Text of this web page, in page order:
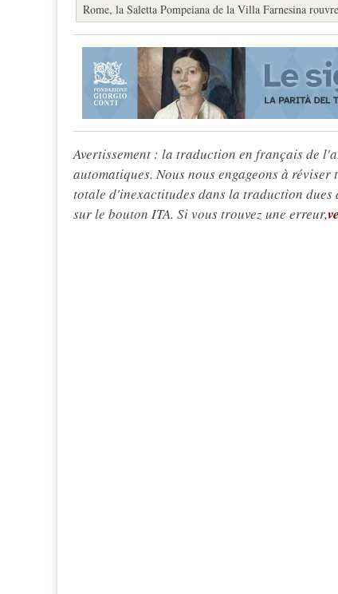
Rome, la Saletta Pompeiana de la Villa Farnesina
Avertissement : la traduction en français de
automatiques. Nous nous engageons à
totale d'inexactitudes dans la traduction
sur le bouton ITA. Si vous trouvez une erreur,